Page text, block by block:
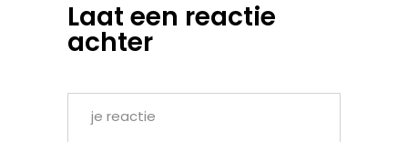
Laat een reactie
achter